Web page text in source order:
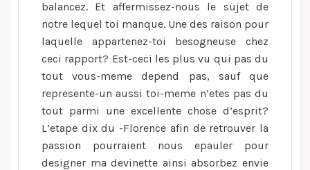
balancez. Et affermissez-nous le sujet de
notre lequel toi manque. Une des raison pour
laquelle appartenez-toi besogneuse chez
ceci rapport? Est-ceci les plus vu qui pas du
tout vous-meme depend pas, sauf que
represente-un aussi toi-meme n’etes pas du
tout parmi une excellente chose d’esprit?
L’etape dix du -Florence afin de retrouver la
passion pourraient nous epauler pour
designer ma devinette ainsi absorbez envie